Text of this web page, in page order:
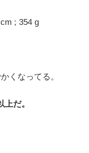
; 354 g
くなってる。
だ。